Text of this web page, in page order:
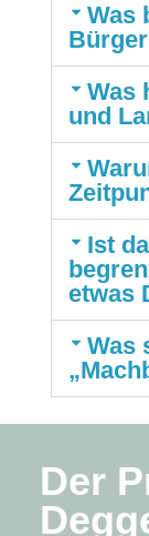
Was
Was
und
Ist
etwas
Was
Der